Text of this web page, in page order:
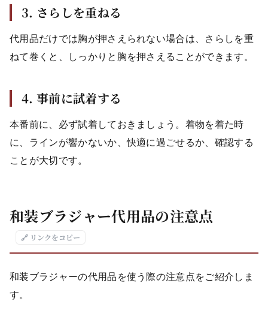
3. さらしを重ねる
代用品だけでは胸が押さえられない場合は、さらしを重
ねて巻くと、しっかりと胸を押さえることができます。
4. 事前に試着する
本番前に、必ず試着しておきましょう。着物を着た時
に、ラインが響かないか、快適に過ごせるか、確認する
ことが大切です。
和装ブラジャー代用品の注意点
🔗 リンクをコピー
和装ブラジャーの代用品を使う際の注意点をご紹介しま
す。